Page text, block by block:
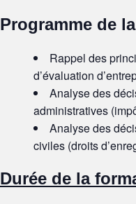
Programme de
Rappel des
d’évaluation
Analyse des
administratives
Analyse des
civiles (droits
Durée de la